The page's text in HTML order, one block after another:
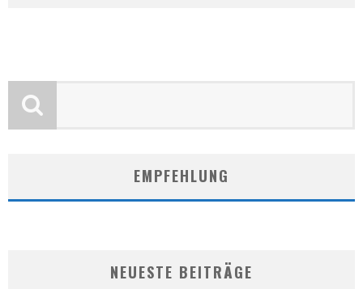
EMPFEHLUNG
NEUESTE BEITRÄGE